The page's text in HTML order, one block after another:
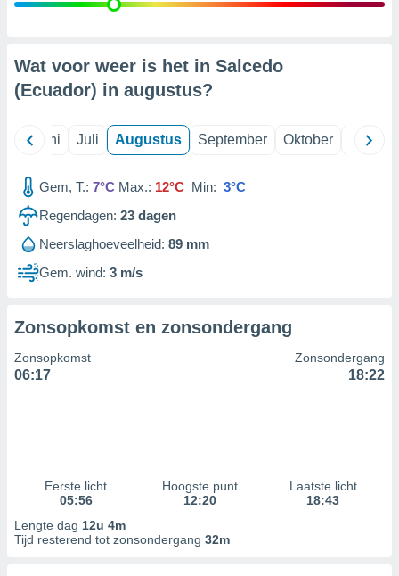
Wat voor weer is het in Salcedo
(Ecuador) in augustus?
Juni Juli Augustus September Oktober
Gem, T.: 7°C Max.: 12°C Min: 3°C
Regendagen: 23 dagen
Neerslaghoeveelheid: 89 mm
Gem. wind: 3 m/s
Zonsopkomst en zonsondergang
Zonsopkomst
06:17
Zonsondergang
18:22
Eerste licht
05:56
Hoogste punt
12:20
Laatste licht
18:43
Lengte dag 12u 4m
Tijd resterend tot zonsondergang 32m